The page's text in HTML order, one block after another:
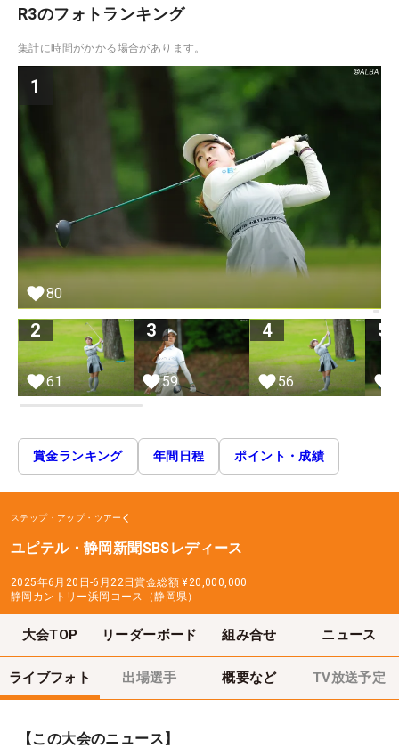
R3のフォトランキング
集計に時間がかかる場合があります。
1
80
2
61
3
59
4
56
5
賞金ランキング 年間日程 ポイント・成績
ステップ・アップ・ツアー
ユピテル・静岡新聞SBSレディース
2025年6月20日-6月22日賞金総額 ¥20,000,000
静岡カントリー浜岡コース（静岡県）
大会TOP リーダーボード 組み合せ ニュース
ライブフォト 出場選手 概要など TV放送予定
【この大会のニュース】